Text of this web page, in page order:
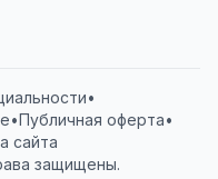
•
•Публичная оферта•
сайта
защищены.